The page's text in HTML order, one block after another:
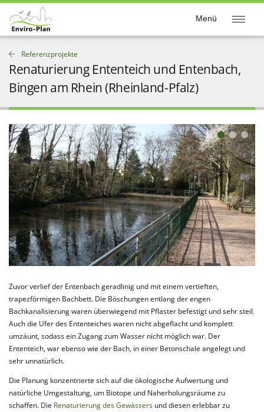
Menü
Referenzprojekte
Renaturierung Ententeich und Entenbach,
Bingen am Rhein (Rheinland-Pfalz)
Zuvor verlief der Entenbach geradlinig und mit einem vertieften,
trapezförmigen Bachbett. Die Böschungen entlang der engen
Bachkanalisierung waren überwiegend mit Pflaster befestigt und sehr steil.
Auch die Ufer des Ententeiches waren nicht abgeflacht und komplett
umzäunt, sodass ein Zugang zum Wasser nicht möglich war. Der
Ententeich, war ebenso wie der Bach, in einer Betonschale angelegt und
sehr unnatürlich.
Die Planung konzentrierte sich auf die ökologische Aufwertung und
natürliche Umgestaltung, um Biotope und Naherholungsräume zu
schaffen. Die Renaturierung des Gewässers und diesen erlebbar zu